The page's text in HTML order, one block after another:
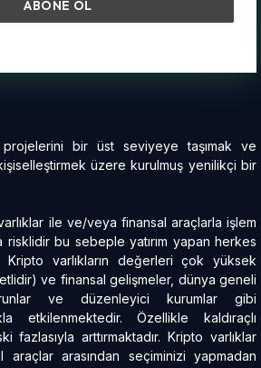
bir üst seviyeye taşımak ve
üzere kurulmuş yenilikçi bir
ile ve/veya finansal araçlarla işlem
bu sebeple yatırım yapan herkes
Kripto varlıkların değerleri çok yüksek
ve finansal gelişmeler, dünya geneli
ve düzenleyici kurumlar gibi
etkilenmektedir. Özellikle kaldıraçlı
fazlasıyla arttırmaktadır. Kripto varlıklar
arasından seçiminizi yapmadan